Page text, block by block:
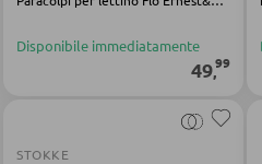
PARETI
Lampade solari
Disponibile immediatamente
49,99
STOKKE